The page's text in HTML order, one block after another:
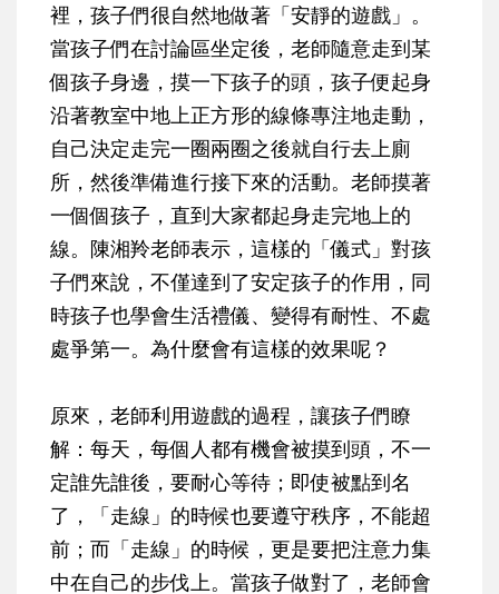
裡，孩子們很自然地做著「安靜的遊戲」。
當孩子們在討論區坐定後，老師隨意走到某
個孩子身邊，摸一下孩子的頭，孩子便起身
沿著教室中地上正方形的線條專注地走動，
自己決定走完一圈兩圈之後就自行去上廁
所，然後準備進行接下來的活動。老師摸著
一個個孩子，直到大家都起身走完地上的
線。陳湘羚老師表示，這樣的「儀式」對孩
子們來說，不僅達到了安定孩子的作用，同
時孩子也學會生活禮儀、變得有耐性、不處
處爭第一。為什麼會有這樣的效果呢？
原來，老師利用遊戲的過程，讓孩子們瞭
解：每天，每個人都有機會被摸到頭，不一
定誰先誰後，要耐心等待；即使被點到名
了，「走線」的時候也要遵守秩序，不能超
前；而「走線」的時候，更是要把注意力集
中在自己的步伐上。當孩子做對了，老師會